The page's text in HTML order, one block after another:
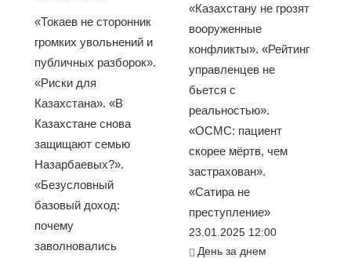
«Токаев не сторонник
громких увольнений и
публичных разборок».
«Риски для
Казахстана». «В
Казахстане снова
защищают семью
Назарбаевых?».
«Безусловный
базовый доход:
почему
заволновались
«Казахстану не грозят
вооруженные
конфликты». «Рейтинг
управленцев не
бьется с
реальностью».
«ОСМС: пациент
скорее мёртв, чем
застрахован».
«Сатира не
преступление»
23.01.2025 12:00
День за днем